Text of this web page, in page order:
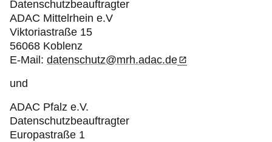
Datenschutzbeauftragter
ADAC Mittelrhein e.V
Viktoriastraße 15
56068 Koblenz
E-Mail: datenschutz@mrh.adac.de
und
ADAC Pfalz e.V.
Datenschutzbeauftragter
Europastraße 1